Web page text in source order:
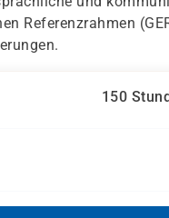
Referenzrahmen
150